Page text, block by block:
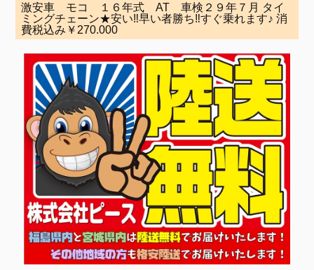
激安車 モコ １６年式 AT 車検２９年７月 タイ
ミングチェーン★安い‼早い者勝ち‼すぐ乗れます♪ 消
費税込み￥270.000